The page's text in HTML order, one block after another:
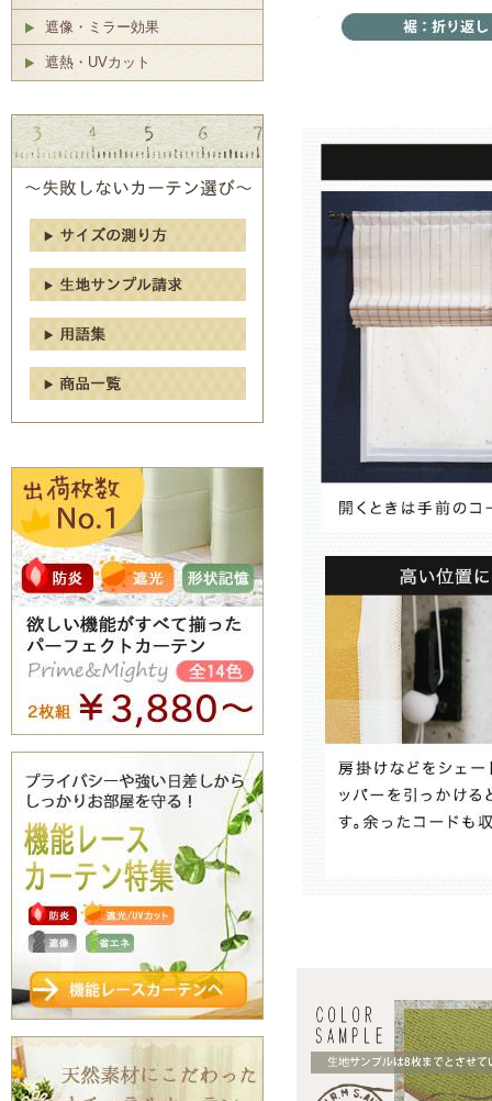
遮像・ミラー効果
遮熱・UVカット